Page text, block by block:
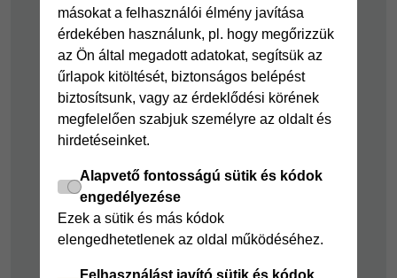
másokat a felhasználói élmény javítása
érdekében használunk, pl. hogy megőrizzük
az Ön által megadott adatokat, segítsük az
űrlapok kitöltését, biztonságos belépést
biztosítsunk, vagy az érdeklődési körének
megfelelően szabjuk személyre az oldalt és
hirdetéseinket.
Alapvető fontosságú sütik és kódok
engedélyezése
Ezek a sütik és más kódok
elengedhetetlenek az oldal működéséhez.
Felhasználást javító sütik és kódok
Hitelkártya
Cofidis Hitelkártya
Joker részletfizetés
Áruhitel Expressz
Mindig Kéznél
kölcsön
Személyikölcsön
Cofidis személyi
kölcsön
Cofidis Bank
Mindig Kéznél
kölcsön